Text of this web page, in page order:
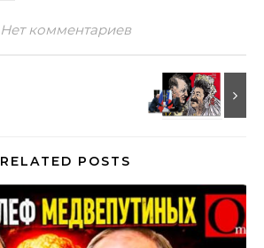
Нет комментариев
RELATED POSTS